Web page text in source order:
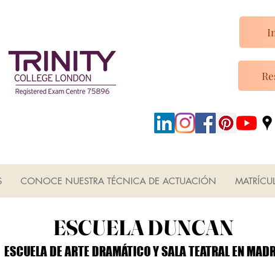
CONOCE NUESTRA TÉCNICA DE ACTUACIÓN
ESCUELA DUNCAN
ESCUELA DUNCAN
ESCUELA DE ARTE DRAMÁTICO Y SALA TEATRAL EN
ESCUELA DE ARTE DRAMÁTICO Y SALA TEATRAL EN